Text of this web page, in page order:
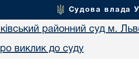
Судова влада
районний суд м.
виклик до суду